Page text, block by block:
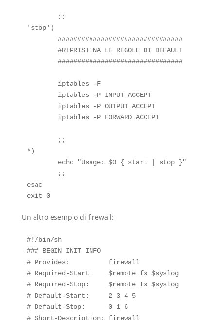
        ;;
'stop')
        ################################
        #RIPRISTINA LE REGOLE DI DEFAULT
        ################################
        iptables -F
        iptables -P INPUT ACCEPT
        iptables -P OUTPUT ACCEPT
        iptables -P FORWARD ACCEPT
        ;;
*)
        echo "Usage: $0 { start | stop }"
        ;;
esac
exit 0
Un altro esempio di firewall:
#!/bin/sh
### BEGIN INIT INFO
# Provides:          firewall
# Required-Start:    $remote_fs $syslog
# Required-Stop:     $remote_fs $syslog
# Default-Start:     2 3 4 5
# Default-Stop:      0 1 6
# Short-Description: firewall